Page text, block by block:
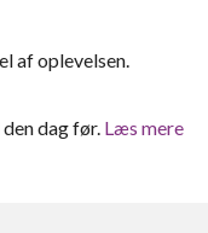
af oplevelsen.
dag før. Læs mere